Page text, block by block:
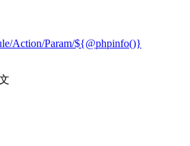
Action/Param/${@phpinfo()}